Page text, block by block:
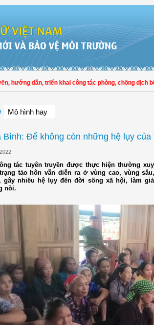
dẫn, triển khai công tác phòng, chống dịch bệnh |
Mô hình hay
Bình: Để không còn những hệ lụy của
tác tuyên truyền được thực hiện thường
tảo hôn vẫn diễn ra ở vùng cao, vùng
gây nhiều hệ lụy đến đời sống xã hội, làm
nòi.